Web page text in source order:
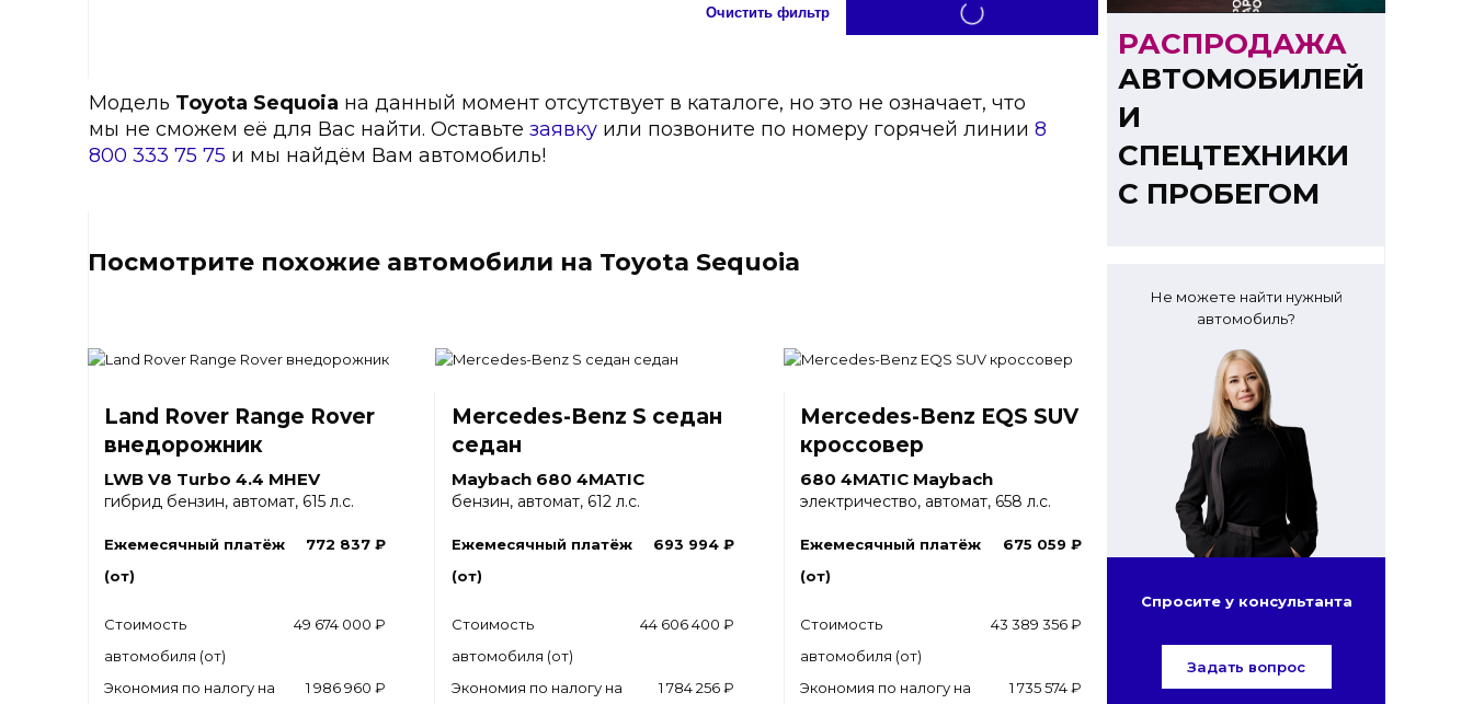
Очистить фильтр
Модель Toyota Sequoia на данный момент отсутствует в каталоге, но это не означает, что
мы не сможем её для Вас найти. Оставьте заявку или позвоните по номеру горячей линии 8
800 333 75 75 и мы найдём Вам автомобиль!
Посмотрите похожие автомобили на Toyota Sequoia
Land Rover Range Rover
внедорожник
LWB V8 Turbo 4.4 MHEV
гибрид бензин, автомат, 615 л.с.
Ежемесячный платёж
(от)
772 837 ₽
Стоимость
автомобиля (от)
49 674 000 ₽
Экономия по налогу на
1 986 960 ₽
Mercedes-Benz S седан
седан
Maybach 680 4MATIC
бензин, автомат, 612 л.с.
Ежемесячный платёж
(от)
693 994 ₽
Стоимость
автомобиля (от)
44 606 400 ₽
Экономия по налогу на
1 784 256 ₽
Mercedes-Benz EQS SUV
кроссовер
680 4MATIC Maybach
электричество, автомат, 658 л.с.
Ежемесячный платёж
(от)
675 059 ₽
Стоимость
автомобиля (от)
43 389 356 ₽
Экономия по налогу на
1 735 574 ₽
РАСПРОДАЖА
АВТОМОБИЛЕЙ
И
СПЕЦТЕХНИКИ
С ПРОБЕГОМ
Не можете найти нужный
автомобиль?
Спросите у консультанта
Задать вопрос